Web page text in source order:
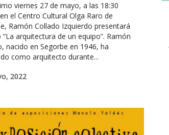
viernes 27 de mayo, a las 18:30
el Centro Cultural Olga Raro de
Ramón Collado Izquierdo presentará
“La arquitectura de un equipo”. Ramón
nacido en Segorbe en 1946, ha
como arquitecto durante...
2022